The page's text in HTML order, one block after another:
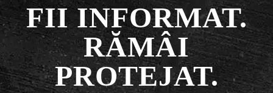
FII INFORMAT.
RĂMÂI
PROTEJAT.